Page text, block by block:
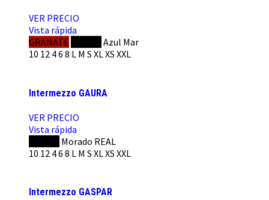
VER PRECIO
Vista rápida
GRANATE
Azul Mar
10 12 46 8 L M S XLXS XXL
Intermezzo GAURA
VER PRECIO
Vista rápida
Morado REAL
10 12 46 8 L M S XLXS XXL
Intermezzo GASPAR